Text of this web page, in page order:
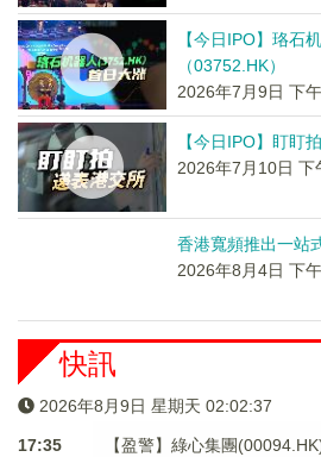
【今日IPO】珞石
（03752.HK）
2026年7月9日 下
【今日IPO】盯盯
2026年7月10日 下
香港寬頻推出一站
2026年8月4日 下
快訊
2026年8月9日 星期天 02:02:37
17:35
【盈警】綠心集團